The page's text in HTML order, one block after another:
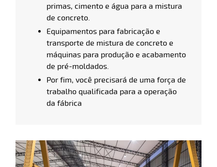
primas, cimento e água para a mistura
de concreto.
Equipamentos para fabricação e
transporte de mistura de concreto e
máquinas para produção e acabamento
de pré-moldados.
Por fim, você precisará de uma força de
trabalho qualificada para a operação
da fábrica